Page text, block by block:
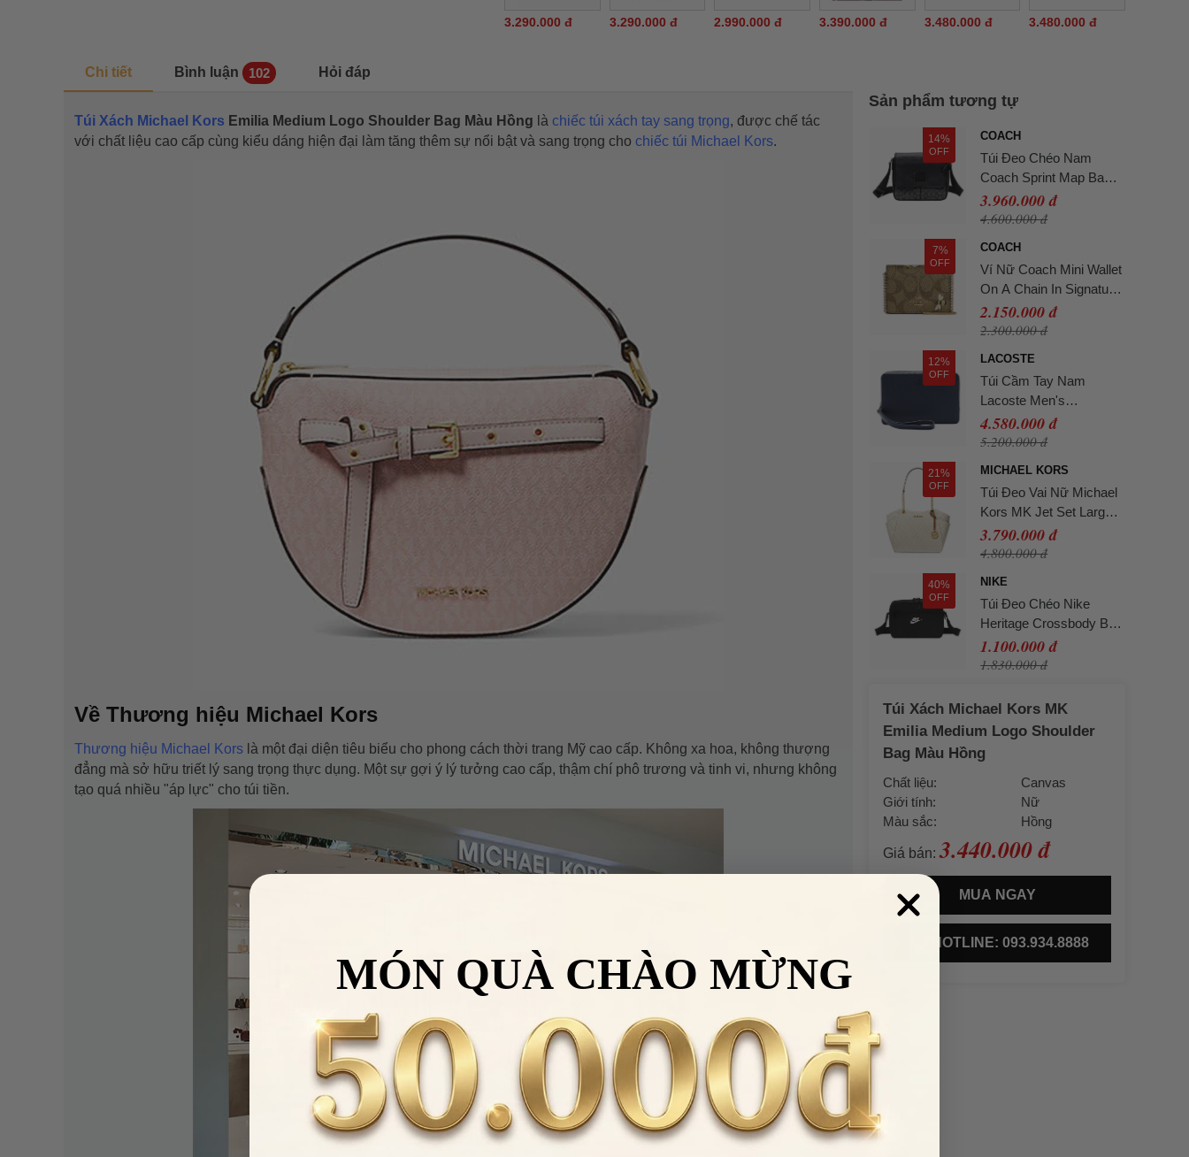
3.290.000 đ 3.290.000 đ 2.990.000 đ 3.390.000 đ 3.480.000 đ 3.480.000 đ
Chi tiết Bình luận 102 Hỏi đáp
Túi Xách Michael Kors Emilia Medium Logo Shoulder Bag Màu Hồng là chiếc túi xách tay sang trọng, được chế tác
với chất liệu cao cấp cùng kiểu dáng hiện đại làm tăng thêm sự nổi bật và sang trọng cho chiếc túi Michael Kors.
Về Thương hiệu Michael Kors
Thương hiệu Michael Kors là một đại diện tiêu biểu cho phong cách thời trang Mỹ cao cấp. Không xa hoa, không thượng
đẳng mà sở hữu triết lý sang trọng thực dụng. Một sự gợi ý lý tưởng cao cấp, thậm chí phô trương và tinh vi, nhưng không
tạo quá nhiều "áp lực" cho túi tiền.
Sản phẩm tương tự
14%
OFF
COACH
Túi Đeo Chéo Nam
Coach Sprint Map Bag
Signature Charcoal
Black Màu Đen
3.960.000 đ
4.600.000 đ
7%
OFF
COACH
Ví Nữ Coach Mini Wallet
On A Chain In Signature
Canvas With Bee Print
Màu Gold Khaki
2.150.000 đ
2.300.000 đ
12%
OFF
LACOSTE
Túi Cầm Tay Nam
Lacoste Men's
Chantaco Piqué Bag
NH2922 - 021 Màu Xanh
4.580.000 đ
5.200.000 đ
21%
OFF
MICHAEL KORS
Túi Đeo Vai Nữ Michael
Kors MK Jet Set Large
Signature Logo Shoulder
Bag 35S4GTVT3B Màu
3.790.000 đ
4.800.000 đ
40%
OFF
NIKE
Túi Đeo Chéo Nike
Heritage Crossbody Bag
2.0 IB4378-010 Màu
Đen
1.100.000 đ
1.830.000 đ
Túi Xách Michael Kors MK
Emilia Medium Logo Shoulder
Bag Màu Hồng
Chất liệu:
Canvas
Giới tính:
Nữ
Màu sắc:
Hồng
Giá bán: 3.440.000 đ
MUA NGAY
HOTLINE: 093.934.8888
MÓN QUÀ CHÀO MỪNG